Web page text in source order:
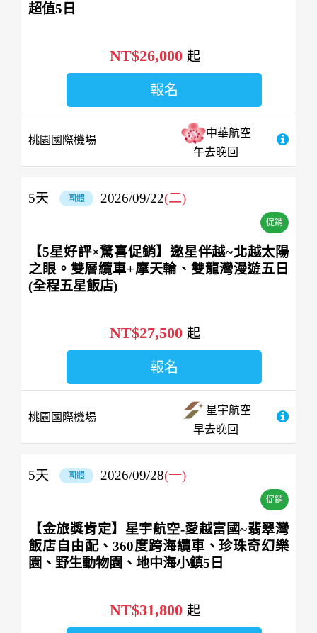
超值5日
桃園國際機場
中華航空
午去晚回
NT$26,000 起
報名
促銷
團體 2026/09/22(二)
5天
【5星好評×驚喜促銷】邀星伴越~北越太陽
之眼。雙層纜車+摩天輪、雙龍灣漫遊五日
(全程五星飯店)
桃園國際機場
星宇航空
早去晚回
NT$27,500 起
報名
促銷
團體 2026/09/28(一)
5天
【金旅獎肯定】星宇航空-愛越富國~翡翠灣
飯店自由配、360度跨海纜車、珍珠奇幻樂
園、野生動物園、地中海小鎮5日
NT$31,800 起